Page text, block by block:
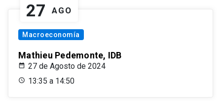
27 AGO
Macroeconomía
Mathieu Pedemonte, IDB
27 de Agosto de 2024
13:35 a 14:50